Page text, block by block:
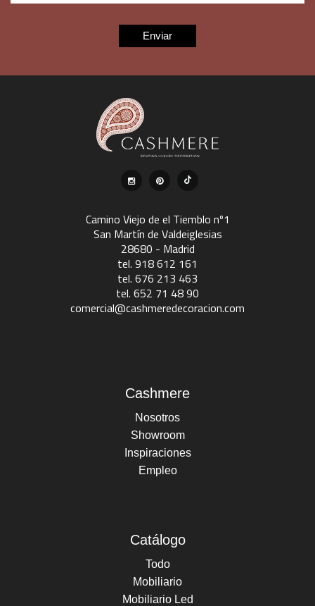
Camino Viejo de el Tiemblo nº1
San Martín de Valdeiglesias
28680 - Madrid
tel. 918 612 161
tel. 676 213 463
tel. 652 71 48 90
comercial@cashmeredecoracion.com
Cashmere
Nosotros
Showroom
Inspiraciones
Empleo
Catálogo
Todo
Mobiliario
Mobiliario Led